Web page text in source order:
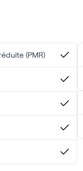
organiser une visite !
(PMR)